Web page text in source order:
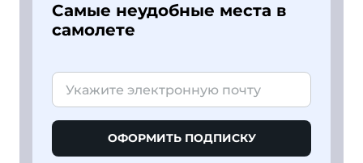
Самые неудобные места в
самолете
ОФОРМИТЬ ПОДПИСКУ